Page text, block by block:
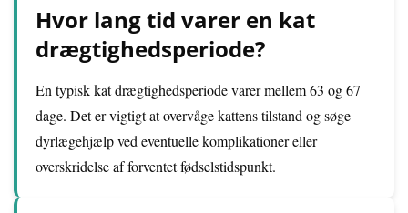
Hvor lang tid varer en kat
drægtighedsperiode?
En typisk kat drægtighedsperiode varer mellem 63 og 67
dage. Det er vigtigt at overvåge kattens tilstand og søge
dyrlægehjælp ved eventuelle komplikationer eller
overskridelse af forventet fødselstidspunkt.